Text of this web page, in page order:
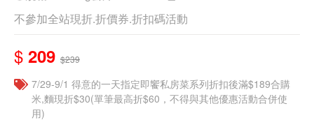
不參加全站現折.折價券.折扣碼活動
$ 209 $239
7/29-9/1 得意的一天指定即饗私房菜系列折扣後滿$189合購
米,麵現折$30(單筆最高折$60，不得與其他優惠活動合併使
用)